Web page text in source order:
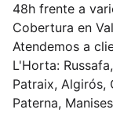
48h frente a
Cobertura en
Atendemos a
L'Horta:
Patraix, Algirós,
Paterna,